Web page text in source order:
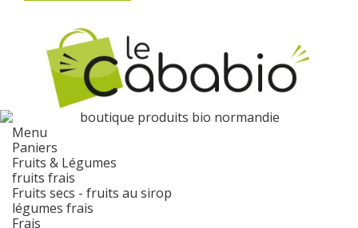
Menu
Paniers
Fruits & Légumes
fruits frais
Fruits secs - fruits au sirop
légumes frais
Frais